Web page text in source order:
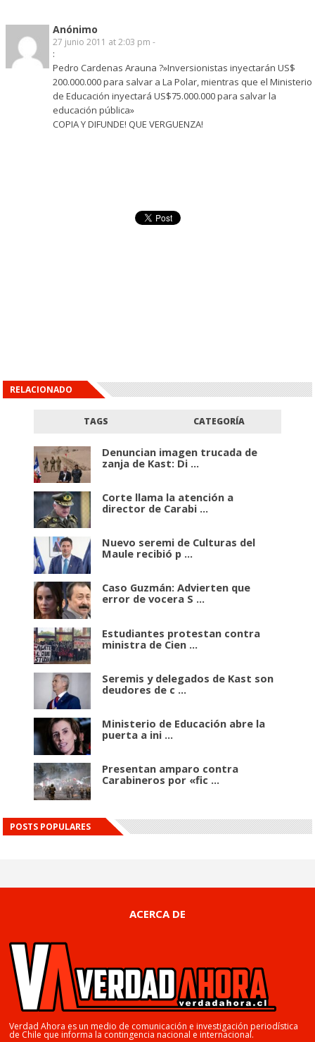
Anónimo
27 junio 2011 at 2:03 pm -
:
Pedro Cardenas Arauna ?»Inversionistas inyectarán US$
200.000.000 para salvar a La Polar, mientras que el Ministerio
de Educación inyectará US$75.000.000 para salvar la
educación pública»
COPIA Y DIFUNDE! QUE VERGUENZA!
RELACIONADO
TAGS CATEGORÍA
Denuncian imagen trucada de
zanja de Kast: Di ...
Corte llama la atención a
director de Carabi ...
Nuevo seremi de Culturas del
Maule recibió p ...
Caso Guzmán: Advierten que
error de vocera S ...
Estudiantes protestan contra
ministra de Cien ...
Seremis y delegados de Kast son
deudores de c ...
Ministerio de Educación abre la
puerta a ini ...
Presentan amparo contra
Carabineros por «fic ...
POSTS POPULARES
ACERCA DE
Verdad Ahora es un medio de comunicación e investigación periodística
de Chile que informa la contingencia nacional e internacional.